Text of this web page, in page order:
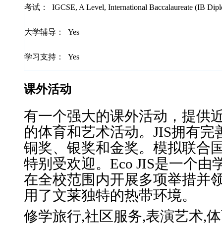
考试： IGCSE, A Level, International Baccalaureate (IB
大学辅导： Yes
学习支持： Yes
课外活动
有一个强大的课外活动，提供
的体育和艺术活动。JIS拥有完
铜奖、银奖和金奖。模拟联合
特别受欢迎。Eco JIS是一个由
在全校范围内开展多项举措并
用了文莱独特的热带环境。
修学旅行,社区服务,表演艺术,